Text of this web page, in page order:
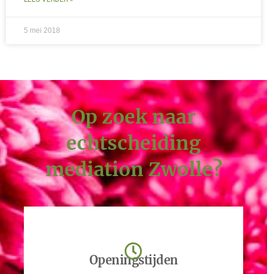
5 mei 2018
Op zoek naar
echtscheiding
mediation Zwolle?
Openingstijden